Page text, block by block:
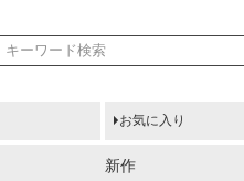
お気に入り
新作